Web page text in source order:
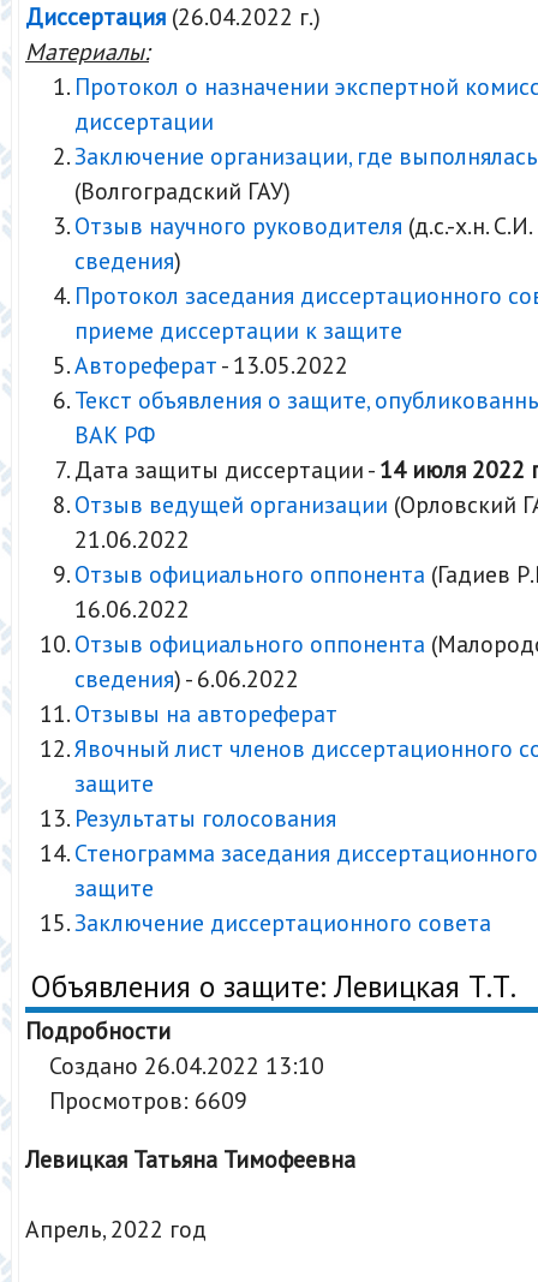
Диссертация (26.04.2022 г.)
Материалы:
Протокол о назначении экспертной
диссертации
Заключение организации, где
(Волгоградский ГАУ)
Отзыв научного руководителя (д.с.-х.н.
сведения)
Протокол заседания диссертационного
приеме диссертации к защите
Автореферат - 13.05.2022
Текст объявления о защите,
ВАК РФ
Дата защиты диссертации - 14 июля 2022
Отзыв ведущей организации (Орловский
21.06.2022
Отзыв официального оппонента (Гадиев
16.06.2022
Отзыв официального оппонента
сведения) - 6.06.2022
Отзывы на автореферат
Явочный лист членов диссертационного
защите
Результаты голосования
Стенограмма заседания
защите
Заключение диссертационного совета
Объявления о защите: Левицкая Т.Т.
Подробности
Создано 26.04.2022 13:10
Просмотров: 6609
Левицкая Татьяна Тимофеевна
Апрель, 2022 год